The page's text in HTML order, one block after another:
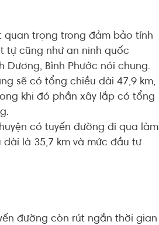
quan trọng trong đảm bảo tính
tự cũng như an ninh quốc
Dương, Bình Phước nói chung.
sẽ có tổng chiều dài 47,9 km,
khi đó phần xây lắp có tổng
có tuyến đường đi qua làm
là 35,7 km và mức đầu tư
đường còn rút ngắn thời gian